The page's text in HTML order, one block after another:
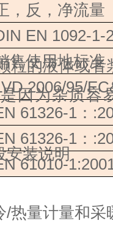
，反，净流量
EN 1092-1-
售使用地标准
2006/95/
61326-1 ：
61326-1 ：
61010-
粒的液体或者
因为杂质容
安装说明
/热量计量和采